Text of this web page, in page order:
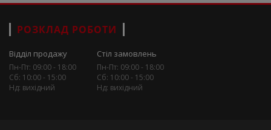
РОЗКЛАД РОБОТИ
Відділ продажу
Пн-Пт: 09:00 - 18:00
Сб: 10:00 - 15:00
Нд: вихідний
Стіл замовлень
Пн-Пт: 09:00 - 18:00
Сб: 10:00 - 15:00
Нд: вихідний